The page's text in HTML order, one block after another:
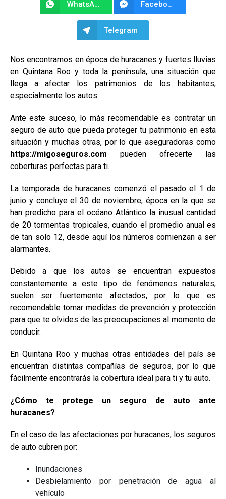
WhatsApp Facebook Messenger
Telegram
Nos encontramos en época de huracanes y fuertes lluvias
en Quintana Roo y toda la península, una situación que
llega a afectar los patrimonios de los habitantes,
especialmente los autos.
Ante este suceso, lo más recomendable es contratar un
seguro de auto que pueda proteger tu patrimonio en esta
situación y muchas otras, por lo que aseguradoras como
https://migoseguros.com pueden ofrecerte las
coberturas perfectas para ti.
La temporada de huracanes comenzó el pasado el 1 de
junio y concluye el 30 de noviembre, época en la que se
han predicho para el océano Atlántico la inusual cantidad
de 20 tormentas tropicales, cuando el promedio anual es
de tan solo 12, desde aquí los números comienzan a ser
alarmantes.
Debido a que los autos se encuentran expuestos
constantemente a este tipo de fenómenos naturales,
suelen ser fuertemente afectados, por lo que es
recomendable tomar medidas de prevención y protección
para que te olvides de las preocupaciones al momento de
conducir.
En Quintana Roo y muchas otras entidades del país se
encuentran distintas compañías de seguros, por lo que
fácilmente encontrarás la cobertura ideal para ti y tu auto.
¿Cómo te protege un seguro de auto ante
huracanes?
En el caso de las afectaciones por huracanes, los seguros
de auto cubren por:
Inundaciones
Desbielamiento por penetración de agua al
vehículo